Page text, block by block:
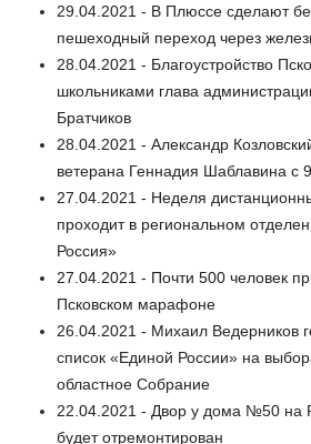
29.04.2021 - В Плюссе сделают
пешеходный переход через
28.04.2021 - Благоустройство
школьниками глава
Братчиков
28.04.2021 - Александр
ветерана Геннадия Шаблавина с
27.04.2021 - Неделя
проходит в региональном
Россия»
27.04.2021 - Почти 500 человек
Псковском марафоне
26.04.2021 - Михаил Ведерников
список «Единой России» на
областное Собрание
22.04.2021 - Двор у дома №50 на
будет отремонтирован